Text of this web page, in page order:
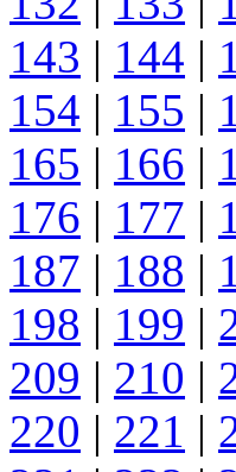
143 | 144 |
154 | 155 |
165 | 166 |
176 | 177 |
187 | 188 |
198 | 199 |
209 | 210 |
220 | 221 |